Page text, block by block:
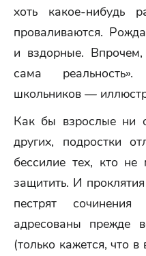
хоть какое-нибудь
проваливаются.
и вздорные.
сама
школьников —
Как бы взрослые ни
других, подростки
бессилие тех, кто
защитить. И
пестрят сочинения
адресованы прежде
(только кажется, что